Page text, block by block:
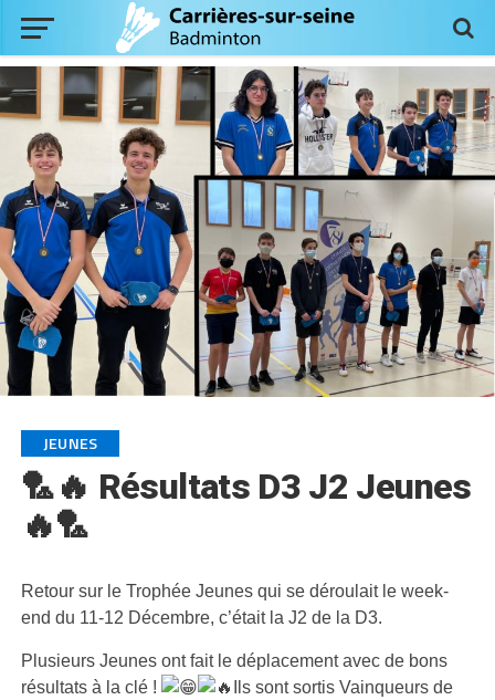
JEUNES
🏸🔥 Résultats D3 J2 Jeunes
🔥🏸
Retour sur le Trophée Jeunes qui se déroulait le week-
end du 11-12 Décembre, c’était la J2 de la D3.
Plusieurs Jeunes ont fait le déplacement avec de bons
résultats à la clé !
Ils sont sortis Vainqueurs de